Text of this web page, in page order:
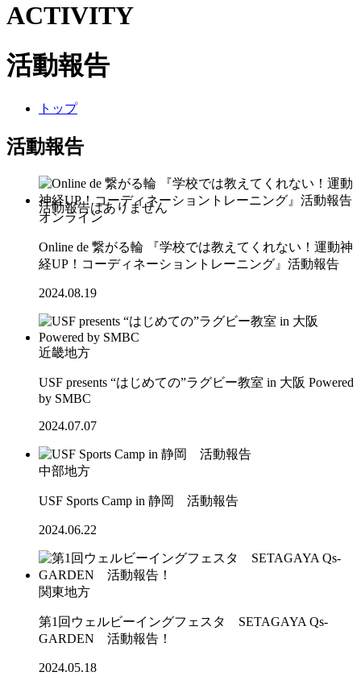
ACTIVITY
活動報告
トップ
活動報告
オンライン
Online de 繋がる輪 『学校では教えてくれない！運動神
経UP！コーディネーショントレーニング』活動報告
2024.08.19
近畿地方
USF presents “はじめての”ラグビー教室 in 大阪 Powered
by SMBC
2024.07.07
中部地方
USF Sports Camp in 静岡 活動報告
2024.06.22
関東地方
第1回ウェルビーイングフェスタ SETAGAYA Qs-
GARDEN 活動報告！
2024.05.18